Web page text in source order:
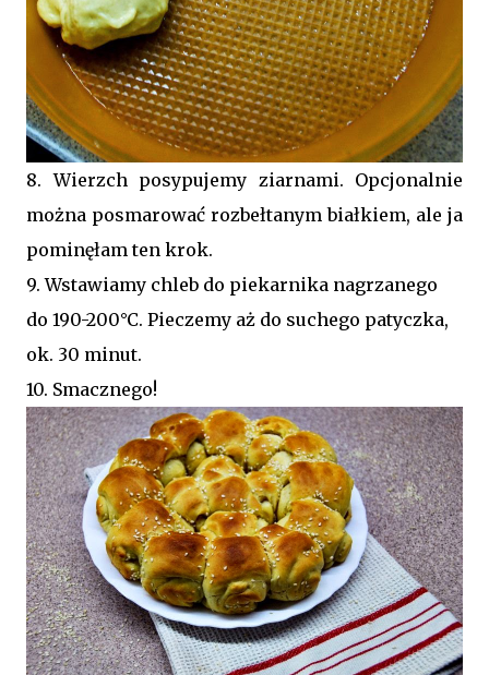
8. Wierzch posypujemy ziarnami. Opcjonalnie
można posmarować rozbełtanym białkiem, ale ja
pominęłam ten krok.
9. Wstawiamy chleb do piekarnika nagrzanego
do 190-200°C. Pieczemy aż do suchego patyczka,
ok. 30 minut.
10. Smacznego!